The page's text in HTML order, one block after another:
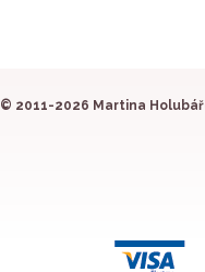
© 2011-2026 Martina